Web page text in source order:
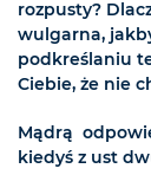
rozpusty?
wulgarna,
podkreślaniu
Ciebie, że nie
Mądrą
kiedyś z ust